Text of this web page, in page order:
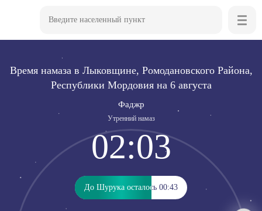
Время намаза в Лыковщине, Ромодановского Района,
Республики Мордовия на 6 августа
Фаджр
Утренний намаз
02:03
До Шурука осталось 00:43
До Шурука осталось 00:43